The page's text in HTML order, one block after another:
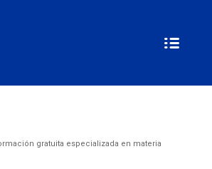
gratuita especializada en materia